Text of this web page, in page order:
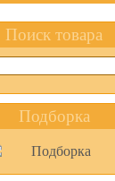
Поиск товара
Подборка